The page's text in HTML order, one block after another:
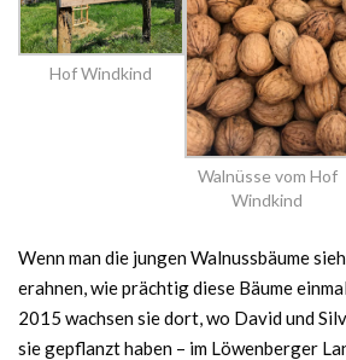
Hof Windkind
Walnüsse vom Hof
Windkind
Wenn man die jungen Walnussbäume
erahnen, wie prächtig diese Bäume
2015 wachsen sie dort, wo David und
sie gepflanzt haben – im Löwenberger